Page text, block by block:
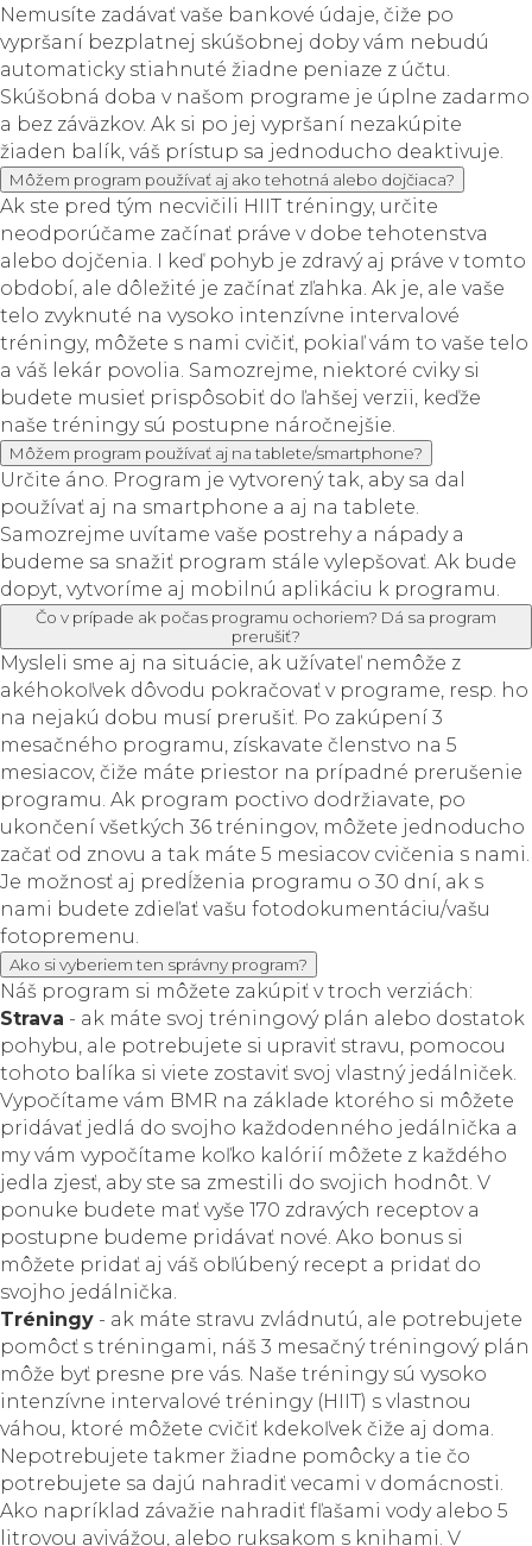
Nemusíte zadávať vaše bankové údaje, čiže po
vypršaní bezplatnej skúšobnej doby vám nebudú
automaticky stiahnuté žiadne peniaze z účtu.
Skúšobná doba v našom programe je úplne zadarmo
a bez záväzkov. Ak si po jej vypršaní nezakúpite
žiaden balík, váš prístup sa jednoducho deaktivuje.
Môžem program používať aj ako tehotná alebo dojčiaca?
Ak ste pred tým necvičili HIIT tréningy, určite
neodporúčame začínať práve v dobe tehotenstva
alebo dojčenia. I keď pohyb je zdravý aj práve v tomto
období, ale dôležité je začínať zľahka. Ak je, ale vaše
telo zvyknuté na vysoko intenzívne intervalové
tréningy, môžete s nami cvičiť, pokiaľ vám to vaše telo
a váš lekár povolia. Samozrejme, niektoré cviky si
budete musieť prispôsobiť do ľahšej verzii, keďže
naše tréningy sú postupne náročnejšie.
Môžem program používať aj na tablete/smartphone?
Určite áno. Program je vytvorený tak, aby sa dal
používať aj na smartphone a aj na tablete.
Samozrejme uvítame vaše postrehy a nápady a
budeme sa snažiť program stále vylepšovať. Ak bude
dopyt, vytvoríme aj mobilnú aplikáciu k programu.
Čo v prípade ak počas programu ochoriem? Dá sa program
prerušiť?
Mysleli sme aj na situácie, ak užívateľ nemôže z
akéhokoľvek dôvodu pokračovať v programe, resp. ho
na nejakú dobu musí prerušiť. Po zakúpení 3
mesačného programu, získavate členstvo na 5
mesiacov, čiže máte priestor na prípadné prerušenie
programu. Ak program poctivo dodržiavate, po
ukončení všetkých 36 tréningov, môžete jednoducho
začať od znovu a tak máte 5 mesiacov cvičenia s nami.
Je možnosť aj predĺženia programu o 30 dní, ak s
nami budete zdieľať vašu fotodokumentáciu/vašu
fotopremenu.
Ako si vyberiem ten správny program?
Náš program si môžete zakúpiť v troch verziách:
Strava - ak máte svoj tréningový plán alebo dostatok
pohybu, ale potrebujete si upraviť stravu, pomocou
tohoto balíka si viete zostaviť svoj vlastný jedálniček.
Vypočítame vám BMR na základe ktorého si môžete
pridávať jedlá do svojho každodenného jedálnička a
my vám vypočítame koľko kalórií môžete z každého
jedla zjesť, aby ste sa zmestili do svojich hodnôt. V
ponuke budete mať vyše 170 zdravých receptov a
postupne budeme pridávať nové. Ako bonus si
môžete pridať aj váš obľúbený recept a pridať do
svojho jedálnička.
Tréningy - ak máte stravu zvládnutú, ale potrebujete
pomôcť s tréningami, náš 3 mesačný tréningový plán
môže byť presne pre vás. Naše tréningy sú vysoko
intenzívne intervalové tréningy (HIIT) s vlastnou
váhou, ktoré môžete cvičiť kdekoľvek čiže aj doma.
Nepotrebujete takmer žiadne pomôcky a tie čo
potrebujete sa dajú nahradiť vecami v domácnosti.
Ako napríklad závažie nahradiť fľašami vody alebo 5
litrovou avivážou, alebo ruksakom s knihami. V